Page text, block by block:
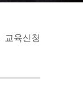
교육신청